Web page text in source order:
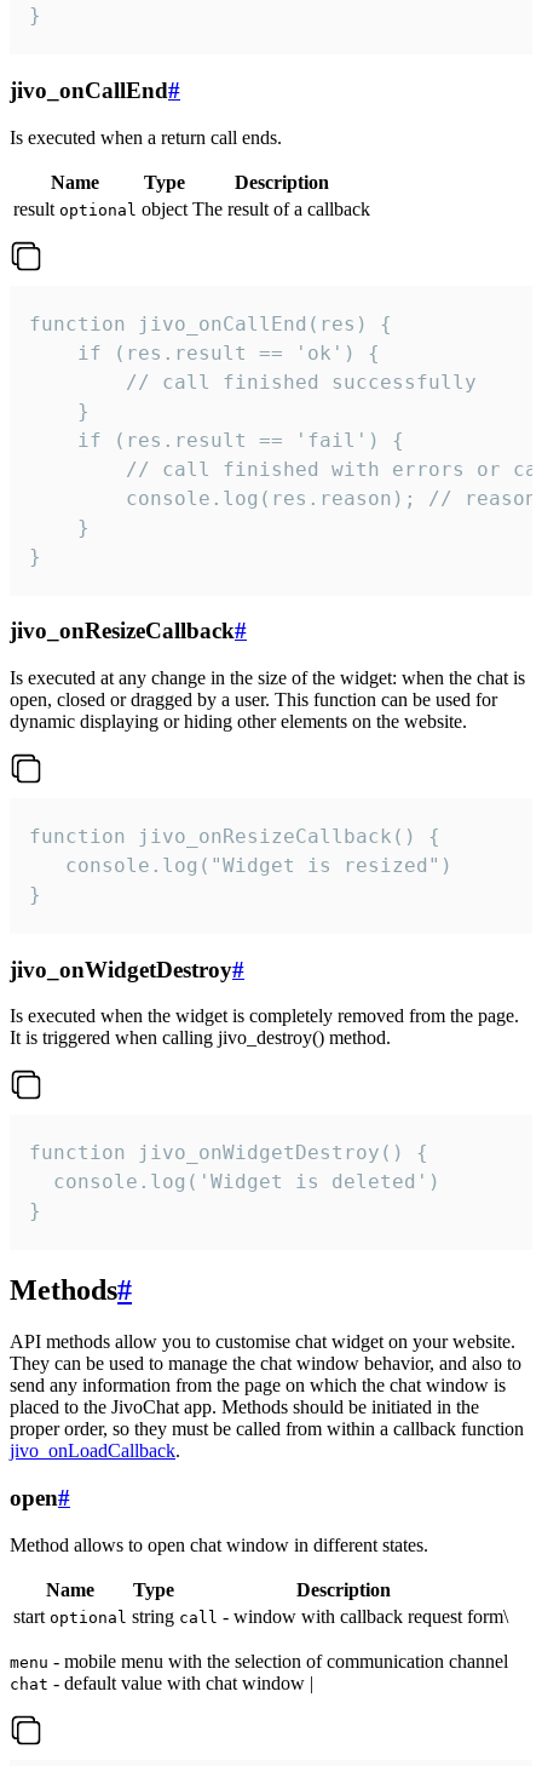
}
jivo_onCallEnd#
Is executed when a return call ends.
Name Type
Description
result optional object The result of a callback
function jivo_onCallEnd(res) {
    if (res.result == 'ok') {
        // call finished successfully
    }
    if (res.result == 'fail') {
// call finished with errors or
console.log(res.reason); //
    }
}
jivo_onResizeCallback#
Is executed at any change in the size of the widget: when the chat is
open, closed or dragged by a user. This function can be used for
dynamic displaying or hiding other elements on the website.
function jivo_onResizeCallback() {
   console.log("Widget is resized")
}
jivo_onWidgetDestroy#
Is executed when the widget is completely removed from the page.
It is triggered when calling jivo_destroy() method.
function jivo_onWidgetDestroy() {
  console.log('Widget is deleted')
}
Methods#
API methods allow you to customise chat widget on your website.
They can be used to manage the chat window behavior, and also to
send any information from the page on which the chat window is
placed to the JivoChat app. Methods should be initiated in the
proper order, so they must be called from within a callback function
jivo_onLoadCallback.
open#
Method allows to open chat window in different states.
Name Type
Description
start optional string call - window with callback request form\
menu - mobile menu with the selection of communication channel
chat - default value with chat window |